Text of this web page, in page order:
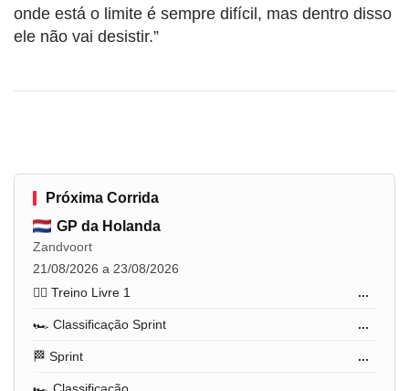
onde está o limite é sempre difícil, mas dentro disso
ele não vai desistir.”
Próxima Corrida
GP da Holanda
Zandvoort
21/08/2026 a 23/08/2026
🏋️‍♂️ Treino Livre 1
...
🏎️ Classificação Sprint ...
🏁 Sprint ...
🏎️ Classificação ...